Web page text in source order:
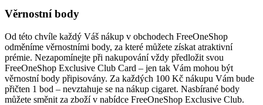
Věrnostní body
Od této chvíle každý Váš nákup v obchodech FreeOneShop
odměníme věrnostními body, za které můžete získat atraktivní
prémie. Nezapomínejte při nakupování vždy předložit svou
FreeOneShop Exclusive Club Card – jen tak Vám mohou být
věrnostní body připisovány. Za každých 100 Kč nákupu Vám bude
přičten 1 bod – nevztahuje se na nákup cigaret. Nasbírané body
můžete směnit za zboží v nabídce FreeOneShop Exclusive Club.